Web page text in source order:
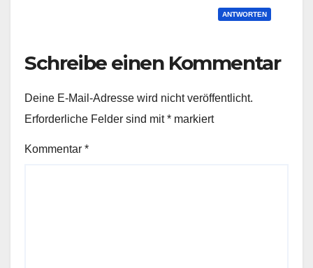
ANTWORTEN
Schreibe einen Kommentar
Deine E-Mail-Adresse wird nicht veröffentlicht.
Erforderliche Felder sind mit* markiert
Kommentar *